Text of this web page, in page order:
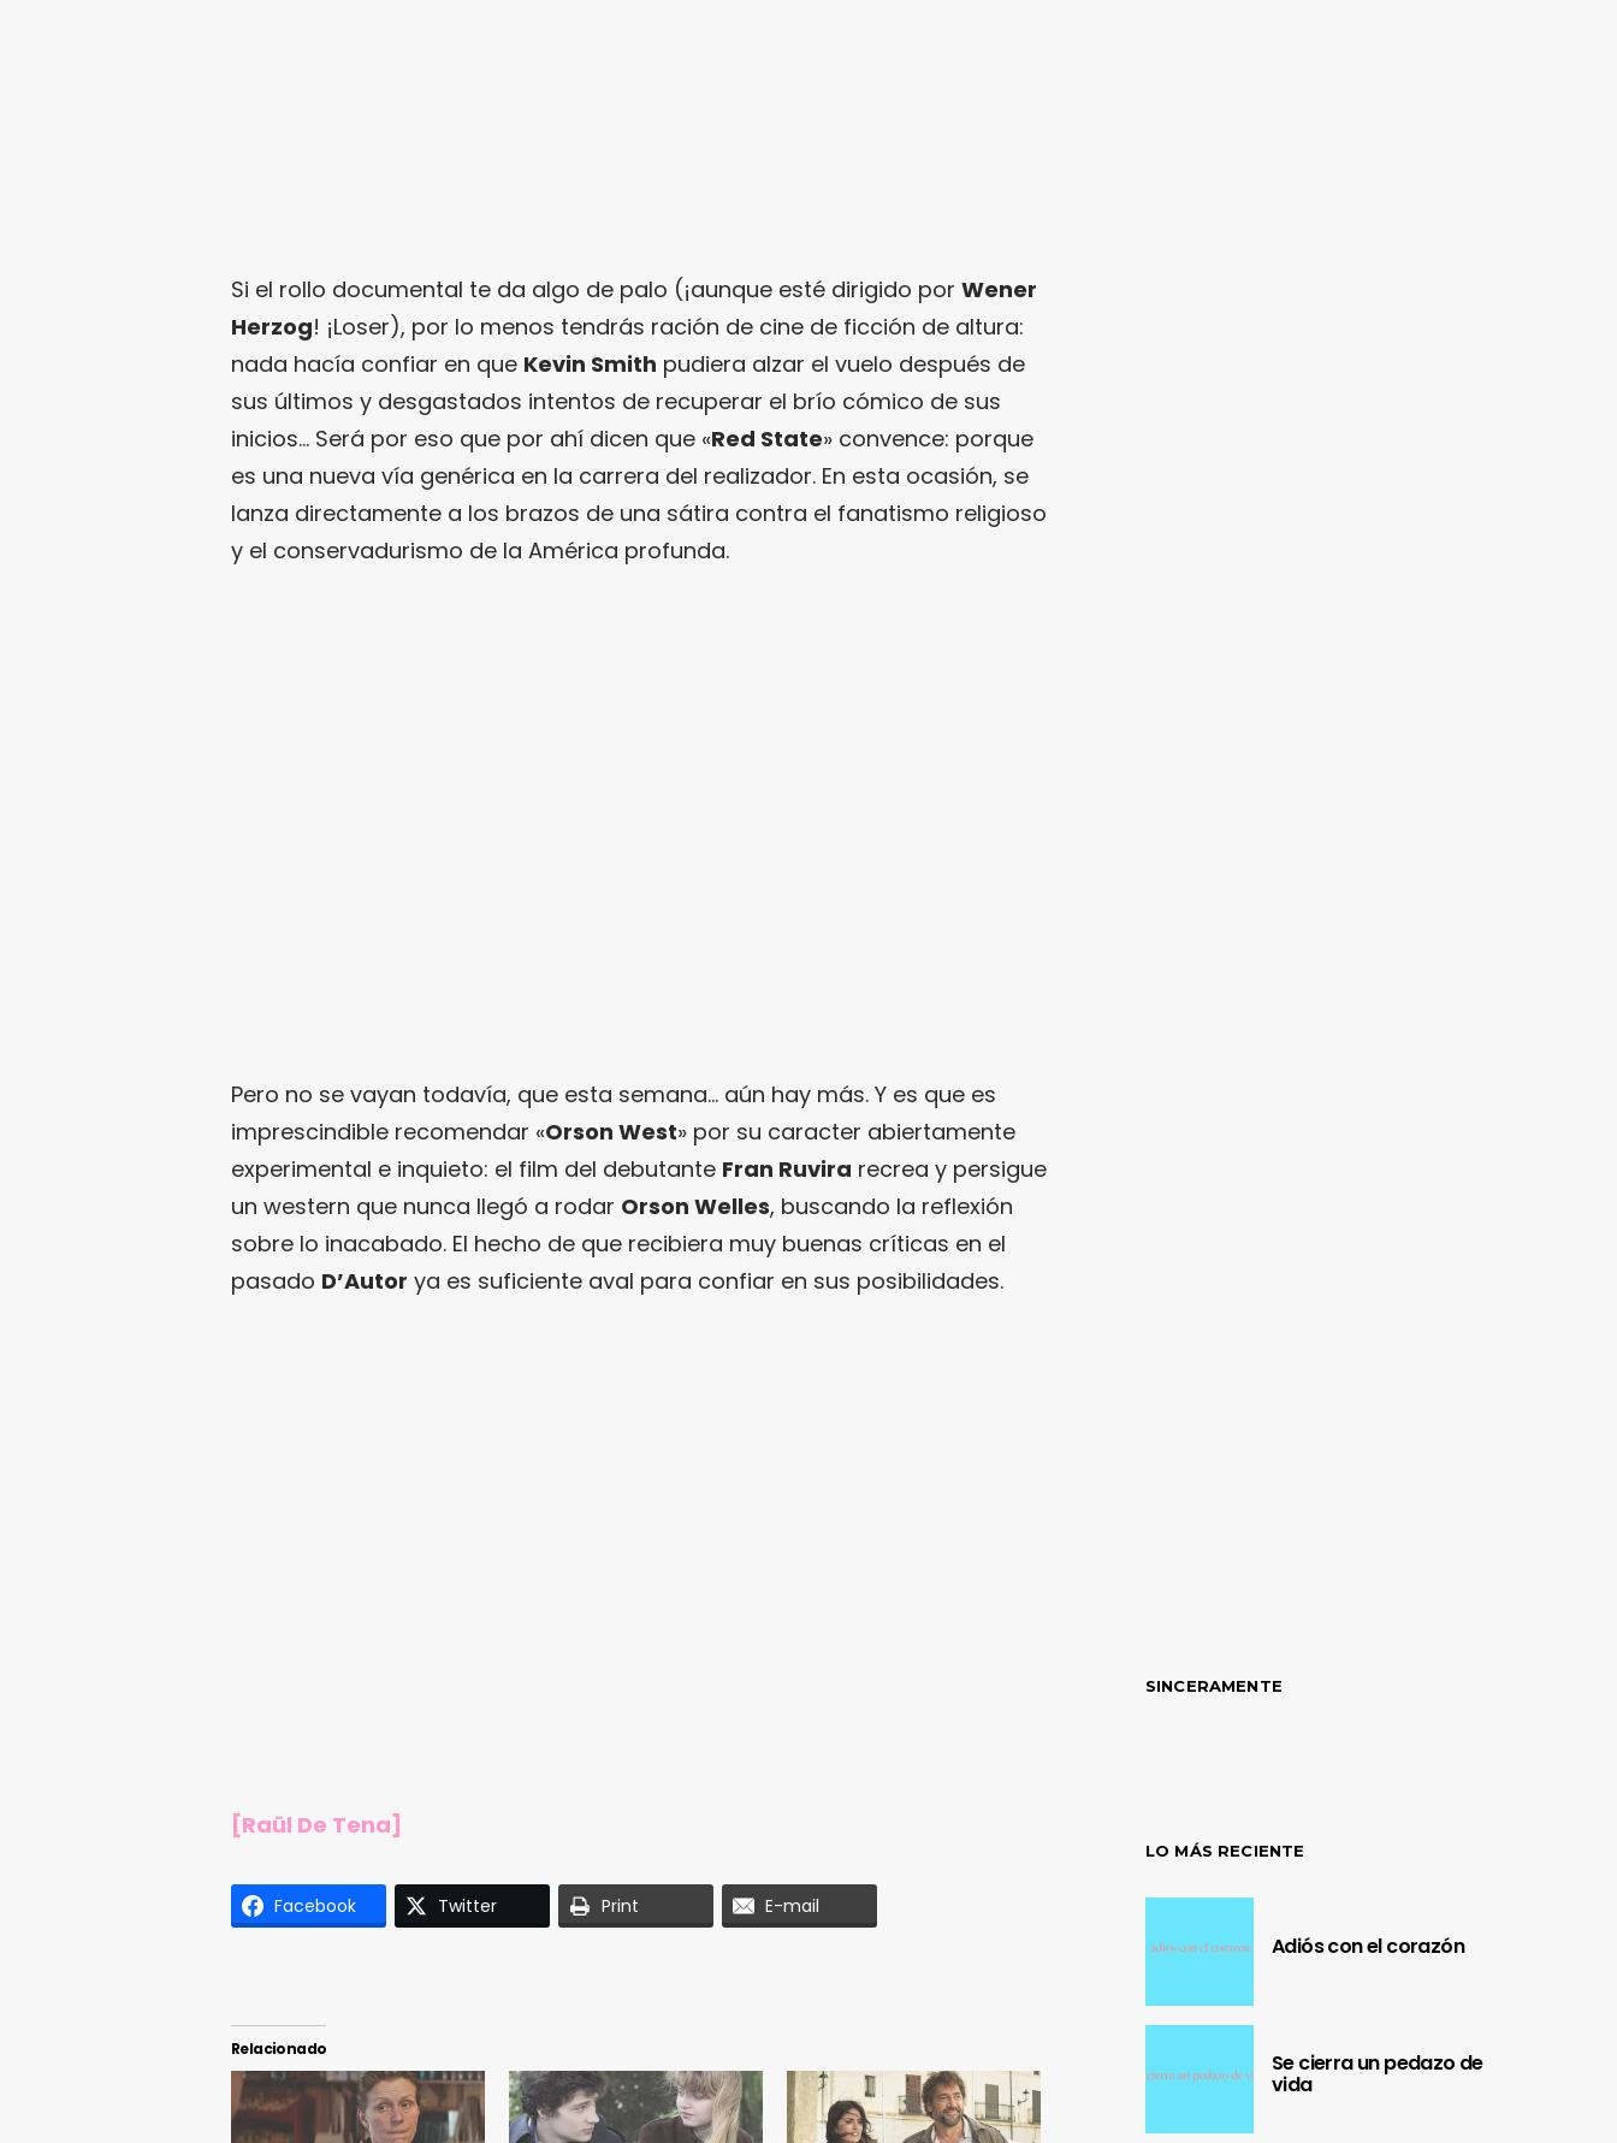
Si el rollo documental te da algo de palo (¡aunque esté dirigido por Wener
Herzog! ¡Loser), por lo menos tendrás ración de cine de ficción de altura:
nada hacía confiar en que Kevin Smith pudiera alzar el vuelo después de
sus últimos y desgastados intentos de recuperar el brío cómico de sus
inicios… Será por eso que por ahí dicen que «Red State» convence: porque
es una nueva vía genérica en la carrera del realizador. En esta ocasión, se
lanza directamente a los brazos de una sátira contra el fanatismo religioso
y el conservadurismo de la América profunda.
Pero no se vayan todavía, que esta semana… aún hay más. Y es que es
imprescindible recomendar «Orson West» por su caracter abiertamente
experimental e inquieto: el film del debutante Fran Ruvira recrea y persigue
un western que nunca llegó a rodar Orson Welles, buscando la reflexión
sobre lo inacabado. El hecho de que recibiera muy buenas críticas en el
pasado D’Autor ya es suficiente aval para confiar en sus posibilidades.
[Raül De Tena]
Facebook Twitter Print E-mail
Relacionado
SINCERAMENTE
LO MÁS RECIENTE
Adiós con el corazón
Se cierra un pedazo de
vida